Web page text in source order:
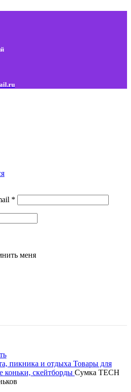
*
меня
пикника и отдыха Товары для
коньки, скейтборды Сумка TECH